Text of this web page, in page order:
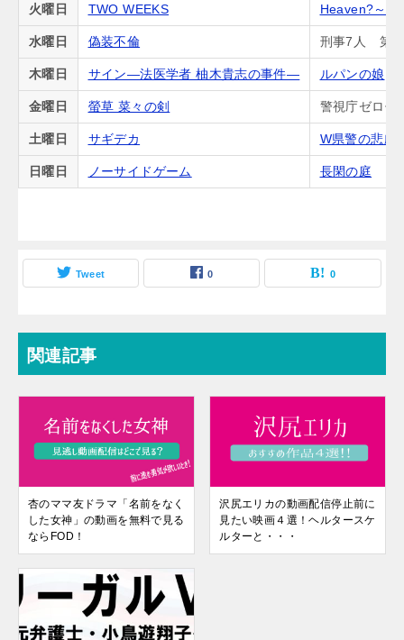
火曜日 TWO WEEKS Heaven?～ご
水曜日 偽装不倫 刑事7人 第5
木曜日 サイン―法医学者 柚木貴志の事件― ルパンの娘
金曜日 螢草 菜々の剣 警視庁ゼロ係
土曜日 サギデカ W県警の悲劇
日曜日 ノーサイドゲーム 長閑の庭
Tweet 0 0
関連記事
杏のママ友ドラマ「名前をなく
した女神」の動画を無料で見る
ならFOD！
沢尻エリカの動画配信停止前に
見たい映画４選！ヘルタースケ
ルターと・・・